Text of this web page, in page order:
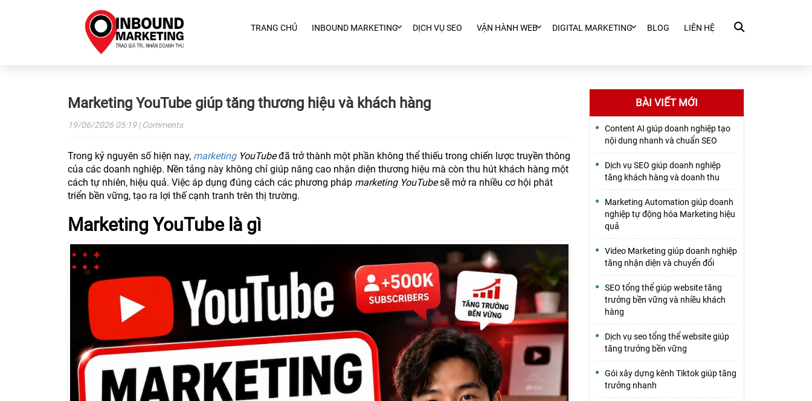
TRANG CHỦ INBOUND MARKETING DỊCH VỤ SEO VẬN HÀNH WEB DIGITAL MARKETING BLOG LIÊN HỆ
Marketing YouTube giúp tăng thương hiệu và khách hàng
19/06/2026 05:19| Comments
Trong kỷ nguyên số hiện nay, marketingYouTubeđã trở thành một phần không thể thiếu trong chiến lược truyền thông
của các doanh nghiệp. Nền tảng này không chỉ giúp nâng cao nhận diện thương hiệu mà còn thu hút khách hàng một
cách tự nhiên, hiệu quả. Việc áp dụng đúng cách các phương pháp marketing YouTubesẽ mở ra nhiều cơ hội phát
triển bền vững, tạo ra lợi thế cạnh tranh trên thị trường.
Marketing YouTube là gì
BÀI VIẾT MỚI
Content AI giúp doanh nghiệp tạo
nội dung nhanh và chuẩn SEO
Dịch vụ SEO giúp doanh nghiệp
tăng khách hàng và doanh thu
Marketing Automation giúp doanh
nghiệp tự động hóa Marketing hiệu
quả
Video Marketing giúp doanh nghiệp
tăng nhận diện và chuyển đổi
SEO tổng thể giúp website tăng
trưởng bền vững và nhiều khách
hàng
Dịch vụ seo tổng thể website giúp
tăng trưởng bền vững
Gói xây dựng kênh Tiktok giúp tăng
trưởng nhanh